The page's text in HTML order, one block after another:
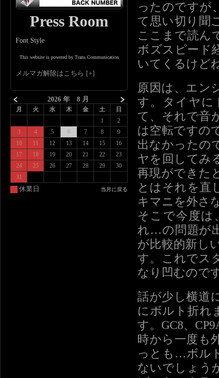
ったのですが
て思い切り聞
ここまで読ん
ボズスピード
いてくるけど
原因は、エン
す。タイヤに
て、それで音
は空転ですの
出なかったの
ヤを回してみ
再現ができた
とはそれを直
キマニを外さ
そこで今度は
れ…の問題が
が比較的新し
す。これでス
なり凹むので
話が少し横道
にボルト折れ
す。GC8、
時から一度も
っとも…ボル
ないでしょう
Press Room
Font Style
This website is powered by Trans Communication
メルマガ解除はこちら
2026 年 8 月
月 火 水 木 金 土
日
1
2
3
4 5 6 7 8
9
10
11 12 13 14 15
16
17
18 19 20 21 22
23
24
25 26 27 28 29
30
31
休業日 当月に戻る